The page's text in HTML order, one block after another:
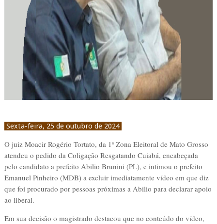
Sexta-feira, 25 de outubro de 2024
O juiz Moacir Rogério Tortato, da 1ª Zona Eleitoral de Mato Grosso
atendeu o pedido da Coligação Resgatando Cuiabá, encabeçada
pelo candidato a prefeito Abilio Brunini (PL), e intimou o prefeito
Emanuel Pinheiro (MDB) a excluir imediatamente vídeo em que diz
que foi procurado por pessoas próximas a Abilio para declarar apoio
ao liberal.
Em sua decisão o magistrado destacou que no conteúdo do vídeo,